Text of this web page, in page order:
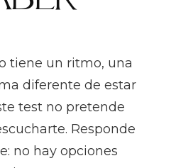
tiene un ritmo, una
diferente de estar
test no pretende
Responde
no hay opciones
DE